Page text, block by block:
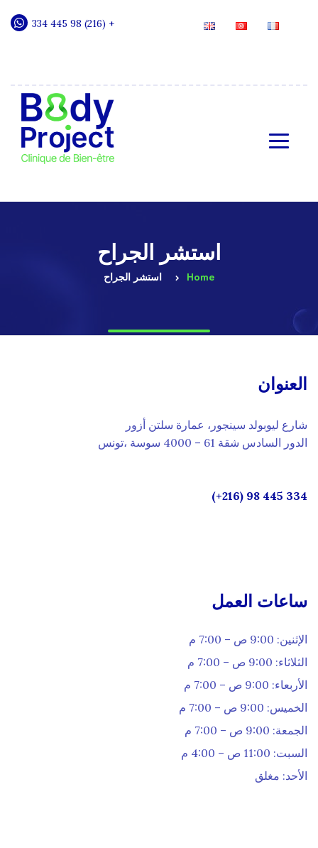
+ (216) 98 445 334
استشر الجراح
Home استشر الجراح
العنوان
شارع ليوبولد سينجور، عمارة سلتن أزور
الدور السادس شقة 61 – 4000 سوسة ،تونس
334 445 98 (216+)
ساعات العمل
الإثنين: 9:00 ص – 7:00 م
الثلاثاء: 9:00 ص – 7:00 م
الأربعاء: 9:00 ص – 7:00 م
الخميس: 9:00 ص – 7:00 م
الجمعة: 9:00 ص – 7:00 م
السبت: 11:00 ص – 4:00 م
الأحد: مغلق